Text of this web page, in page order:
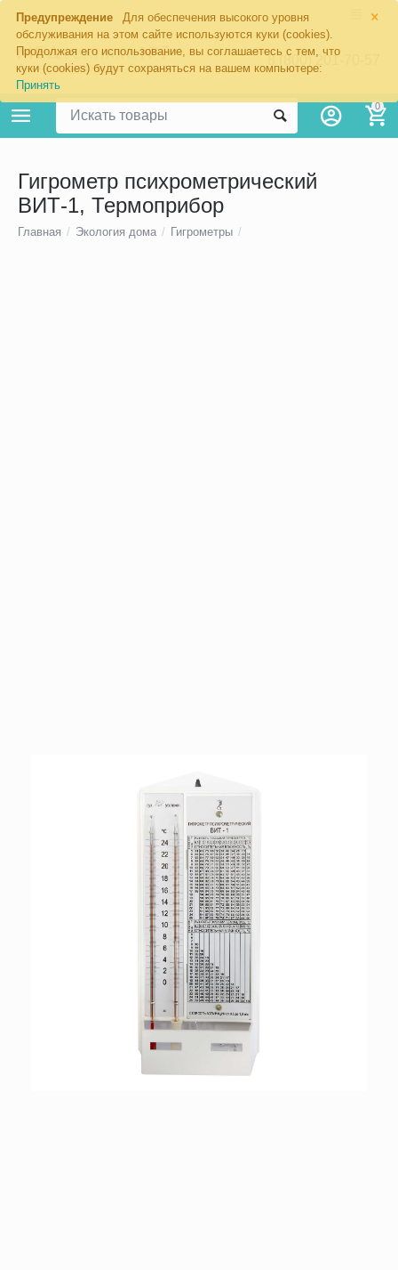
×
Предупреждение
Для обеспечения высокого уровня
обслуживания на этом сайте используются куки (cookies).
Продолжая его использование, вы соглашаетесь с тем, что
куки (cookies) будут сохраняться на вашем компьютере:
Принять
8 (800) 201-70-57
0
Гигрометр психрометрический
ВИТ-1, Термоприбор
Главная / Экология дома / Гигрометры /